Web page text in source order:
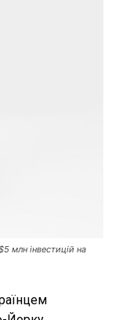
млн інвестицій на